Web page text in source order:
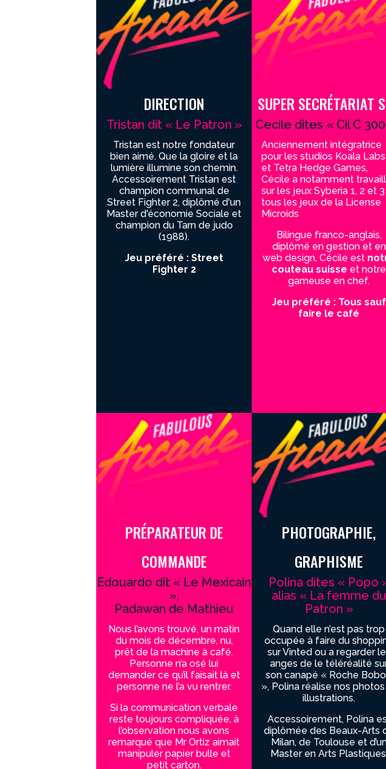
DIRECTION
Tristan dit « Le Patron »
Tristan est notre fondateur
bien aimé. Que la gloire et la
lumière illumine son chemin.
Accessoirement Tristan est
champion communal de
Street Fighter 2, diplômé d'un
Master d'économie Sociale et
champion du Tarn de judo
(1988).
Jeu préféré : Street
Fighter 2
SUPER SECRÉTARIAT
Cécile dites « Cil C
Anciennement intégratrice
pour les studios Koala Labs
et Tetra Hedge Games,
Cécile a notamment
sur les jeux Syberia 1, 2 et
tous les jeux de la License
Microids
Bilingue franco-anglais,
diplômé en gestion et en
web design, Cécile est
couteau suisse et notre
gameuse en chef.
Jeu préféré : Tous sauf
faire le café
PRÉPARATEUR DE
COMMANDE
Edouardo dit « Le Mexicain
»,
Padawan de Mathieu
Nous l’avons trouvé, un matin
du mois de décembre, nu,
prêt de la machine à café.
Personne n’a osé lui
demander ce qu’il faisait là et
personne ne l’a vu rentrer.
Si la communication verbale
reste toujours compliquée, à
l’observation nous avons
remarqué que Mr Ortiz aimait
manipuler papier bulle et
petit carton.
PHOTOGRAPHIE,
GRAPHISME
Polina dites « Popo
alias « La femme du
Patron »
Quand elle n’est pas trop
occupée à faire du
sur Vinted ou a regarder
anges de le téléréalité
son canapé « Roche
», Polina réalise nos
illustrations.
Accessoirement, Polina
diplômée des Beaux-Arts
Milan, de Toulouse et
Master en Arts